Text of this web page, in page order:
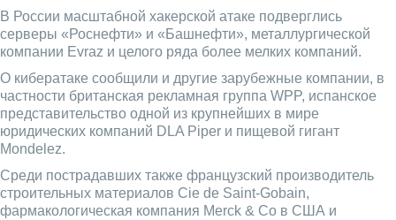
В России масштабной хакерской атаке подверглись
серверы «Роснефти» и «Башнефти», металлургической
компании Evraz и целого ряда более мелких компаний.
О кибератаке сообщили и другие зарубежные компании, в
частности британская рекламная группа WPP, испанское
представительство одной из крупнейших в мире
юридических компаний DLA Piper и пищевой гигант
Mondelez.
Среди пострадавших также французский производитель
строительных материалов Cie de Saint-Gobain,
фармакологическая компания Merck & Co в США и